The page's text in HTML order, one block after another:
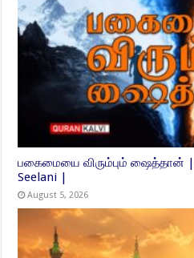
பகைமையை விரும்பும் ஷைத்தான் |
Seelani |
August 5, 2026